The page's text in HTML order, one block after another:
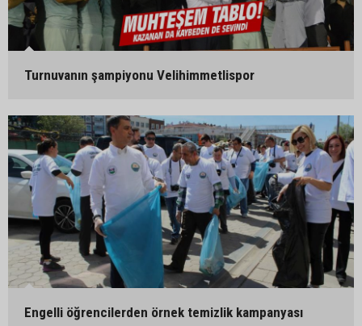
Turnuvanın şampiyonu Velihimmetlispor
Engelli öğrencilerden örnek temizlik kampanyası